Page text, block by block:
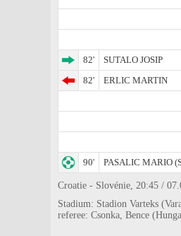
82'
SUTALO JOSIP
82'
ERLIC MARTIN
90'
PASALIC MARIO
Croatie - Slovénie, 20:45 /
Stadium: Stadion Varteks
referee: Csonka, Bence